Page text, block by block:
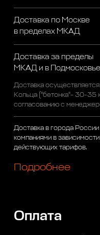
Доставка по Москве
в пределах МКАД
Доставка за пределы
МКАД и в Подмосковье
Доставка
Кольца ("бетонка"- 30-35
согласованию с
Доставка в города
компаниями в
действующих тарифов.
Подробнее
Оплата